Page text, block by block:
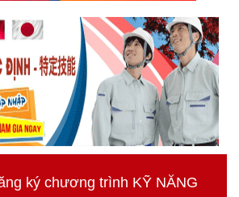
ký chương trình KỸ NĂNG